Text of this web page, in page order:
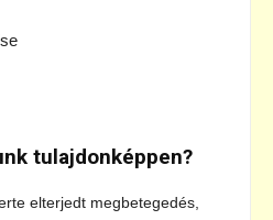
tulajdonképpen?
elterjedt megbetegedés,